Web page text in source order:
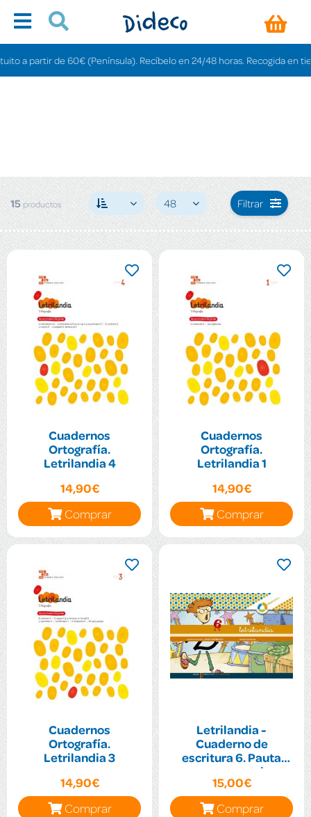
de 60€ (Península). Recíbelo en 24/48 horas. Recogida en tiendas
15 productos 48 Filtrar
Cuadernos
Ortografía.
Letrilandia 4
14,90€
Comprar
Cuadernos
Ortografía.
Letrilandia 1
14,90€
Comprar
Cuadernos
Ortografía.
Letrilandia 3
14,90€
Comprar
Letrilandia -
Cuaderno de
escritura 6. Pauta
montessori
15,00€
Comprar